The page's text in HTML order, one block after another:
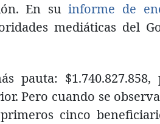
En suinforme de
mediáticas del
pauta:
Pero cuando se
cinco